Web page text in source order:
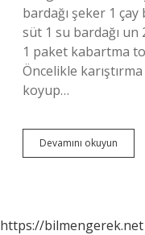
bardağı şeker 1 çay
süt 1 su bardağı un
1 paket kabartma
Öncelikle
koyup…
Devamını okuyun
Ne
https://bilmengerek.net